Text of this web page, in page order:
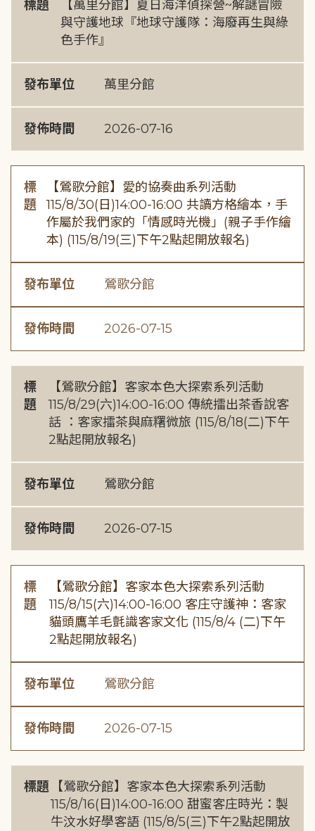
標題
【萬里分館】夏日海洋偵探營~解謎冒險
與守護地球『地球守護隊：海廢再生與綠
色手作』
發布單位 萬里分館
發佈時間 2026-07-16
標
題
【鶯歌分館】愛的協奏曲系列活動
115/8/30(日)14:00-16:00 共讀方格繪本，手
作屬於我們家的「情感時光機」(親子手作繪
本) (115/8/19(三)下午2點起開放報名)
發布單位 鶯歌分館
發佈時間 2026-07-15
標
題
【鶯歌分館】客家本色大探索系列活動
115/8/29(六)14:00-16:00 傳統擂出茶香說客
話 ：客家擂茶與麻糬微旅 (115/8/18(二)下午
2點起開放報名)
發布單位 鶯歌分館
發佈時間 2026-07-15
標
題
【鶯歌分館】客家本色大探索系列活動
115/8/15(六)14:00-16:00 客庄守護神：客家
貓頭鷹羊毛氈識客家文化 (115/8/4 (二)下午
2點起開放報名)
發布單位 鶯歌分館
發佈時間 2026-07-15
標題 【鶯歌分館】客家本色大探索系列活動
115/8/16(日)14:00-16:00 甜蜜客庄時光：製
牛汶水好學客語 (115/8/5(三)下午2點起開放